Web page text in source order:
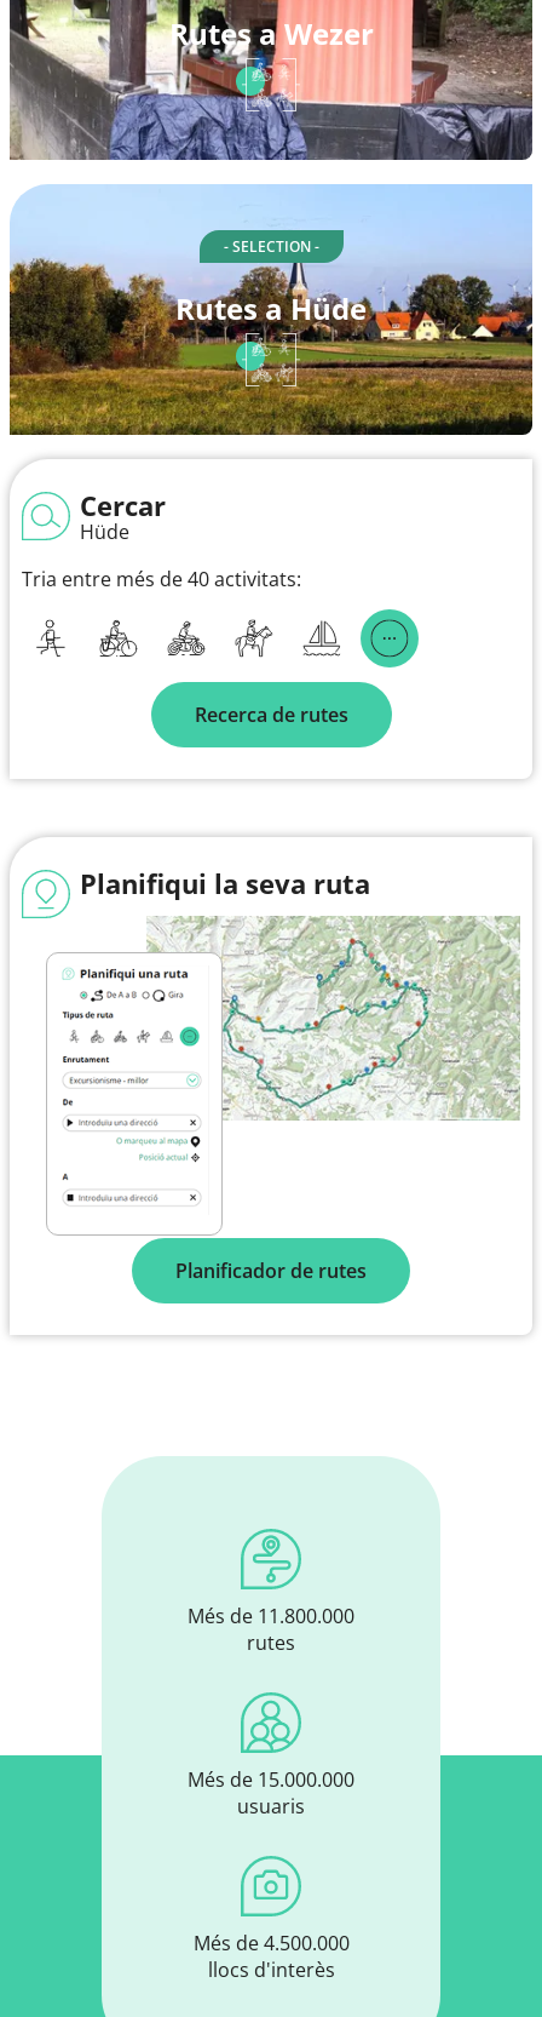
Rutes a Wezer
- SELECTION -
Rutes a Hüde
Cercar
Hüde
Tria entre més de 40 activitats:
Recerca de rutes
Planifiqui la seva ruta
Planificador de rutes
Més de 11.800.000
rutes
Més de 15.000.000
usuaris
Més de 4.500.000
llocs d'interès